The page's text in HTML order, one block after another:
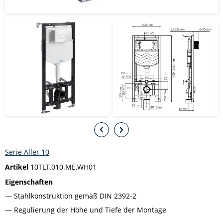
Serie Aller 10
Artikel 10TLT.010.ME.WH01
Eigenschaften
Stahlkonstruktion gemäß DIN 2392-2
Regulierung der Höhe und Tiefe der Montage